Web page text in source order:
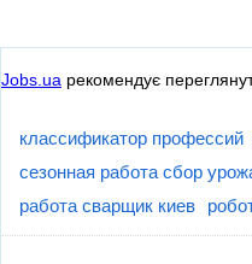
Jobs.ua рекомендує
классификатор профессий
сезонная работа сбор
работа сварщик киев